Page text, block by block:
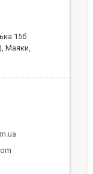
15б
Маяки,